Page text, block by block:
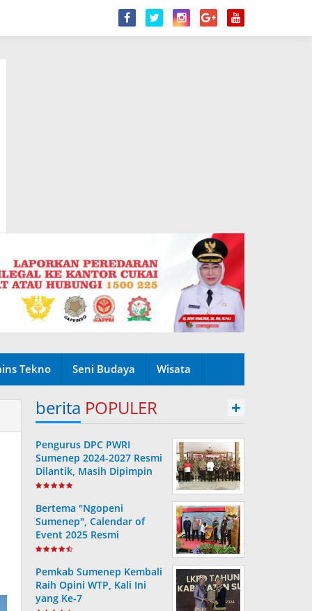
Tekno Seni Budaya Wisata
berita POPULER +
Pengurus DPC PWRI
Sumenep 2024-2027 Resmi
Dilantik, Masih Dipimpin
Rusydiyono
Bertema "Ngopeni
Sumenep", Calendar of
Event 2025 Resmi
Diluncurkan
Pemkab Sumenep Kembali
Raih Opini WTP, Kali Ini
yang Ke-7